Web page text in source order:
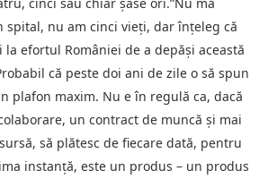
spital, nu am cinci vieţi, dar înţeleg că
efortul României de a depăşi această
că peste doi ani de zile o să spun
plafon maxim. Nu e în regulă ca, dacă
un contract de muncă şi mai
să plătesc de fiecare dată, pentru
instanţă, este un produs – un produs